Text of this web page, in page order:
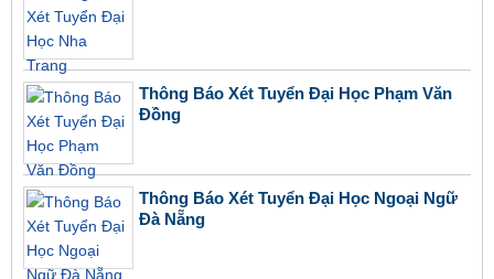
Thông Báo Xét Tuyển Đại Học Phạm Văn
Đồng
Thông Báo Xét Tuyển Đại Học Ngoại Ngữ
Đà Nẵng